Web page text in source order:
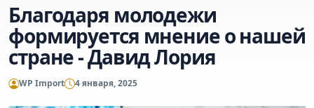
Благодаря молодежи
формируется мнение о нашей
стране - Давид Лория
WP Import 4 января, 2025